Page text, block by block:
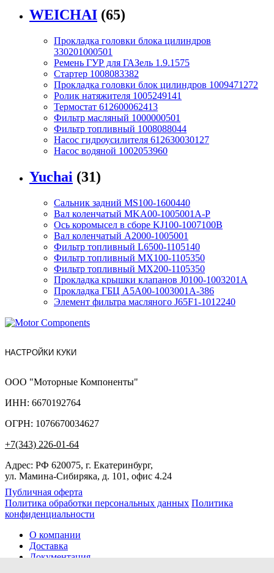
WEICHAI (65)
Прокладка головки блока цилиндров
330201000501
Ремень ГУР для ГАЗель 1.9.1575
Стартер 1008083382
Прокладка головки блок цилиндров 1009471272
Ролик натяжителя 1005249141
Термостат 612600062413
Фильтр масляный 1000000501
Фильтр топливный 1008088044
Насос гидроусилителя 612630030127
Насос водяной 1002053960
Yuchai (31)
Сальник задний MS100-1600440
Вал коленчатый MKA00-1005001A-P
Ось коромысел в сборе KJ100-1007100B
Вал коленчатый A2000-1005001
Фильтр топливный L6500-1105140
Фильтр топливный MX100-1105350
Фильтр топливный MX200-1105350
Прокладка крышки клапанов J0100-1003201A
Прокладка ГБЦ A5A00-1003001A-386
Элемент фильтра масляного J65F1-1012240
НАСТРОЙКИ КУКИ
ООО "Моторные Компоненты"
ИНН: 6670192764
ОГРН: 1076670034627
+7(343) 226-01-64
Адрес: РФ 620075, г. Екатеринбург,
ул. Мамина-Сибиряка, д. 101, офис 4.24
Публичная оферта
Политика обработки персональных данных Политика
конфиденциальности
О компании
Доставка
Документация